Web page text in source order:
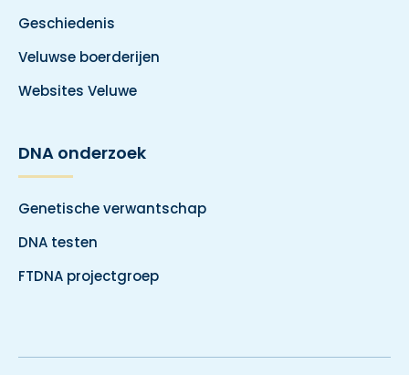
Geschiedenis
Veluwse boerderijen
Websites Veluwe
DNA onderzoek
Genetische verwantschap
DNA testen
FTDNA projectgroep